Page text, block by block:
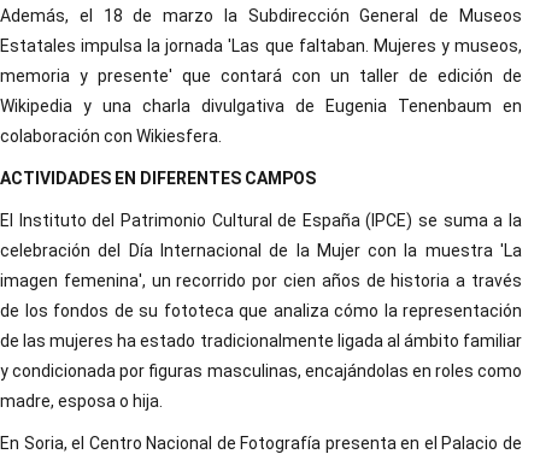
Además, el 18 de marzo la Subdirección General de Museos
Estatales impulsa la jornada 'Las que faltaban. Mujeres y museos,
memoria y presente' que contará con un taller de edición de
Wikipedia y una charla divulgativa de Eugenia Tenenbaum en
colaboración con Wikiesfera.
ACTIVIDADES EN DIFERENTES CAMPOS
El Instituto del Patrimonio Cultural de España (IPCE) se suma a la
celebración del Día Internacional de la Mujer con la muestra 'La
imagen femenina', un recorrido por cien años de historia a través
de los fondos de su fototeca que analiza cómo la representación
de las mujeres ha estado tradicionalmente ligada al ámbito familiar
y condicionada por figuras masculinas, encajándolas en roles como
madre, esposa o hija.
En Soria, el Centro Nacional de Fotografía presenta en el Palacio de